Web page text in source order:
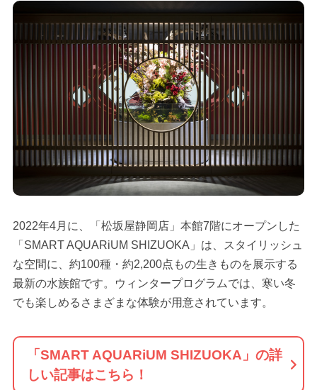
2022年4月に、「松坂屋静岡店」本館7階にオープンした
「SMART AQUARiUM SHIZUOKA」は、スタイリッシュ
な空間に、約100種・約2,200点もの生きものを展示する
最新の水族館です。ウィンタープログラムでは、寒い冬
でも楽しめるさまざまな体験が用意されています。
「SMART AQUARiUM SHIZUOKA」の詳
しい記事はこちら！